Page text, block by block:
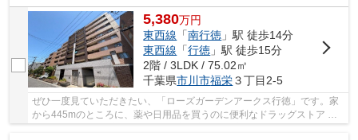
5,380万円
東西線 「南行徳 」駅 徒歩14分
東西線 「行徳 」駅 徒歩15分
2階 / 3LDK / 75.02㎡
千葉県市川市福栄３丁目2-5
ぜひ一度見ていただきたい、「ローズガーデンアークス行徳」です。家
から445mのところに、薬や日用品を買うのに便利なドラッグストア マ
ツモトキヨシ行徳店があります。市川市で不動産...